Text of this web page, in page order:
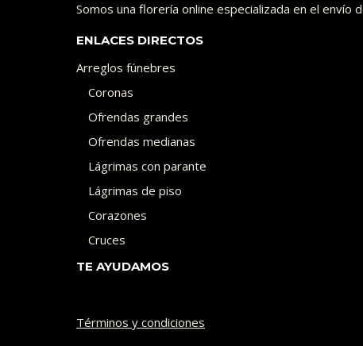
Somos una florería online especializada en el
ENLACES DIRECTOS
Arreglos fúnebres
Coronas
Ofrendas grandes
Ofrendas medianas
Lágrimas con parante
Lágrimas de piso
Corazones
Cruces
TE AYUDAMOS
Términos y condiciones